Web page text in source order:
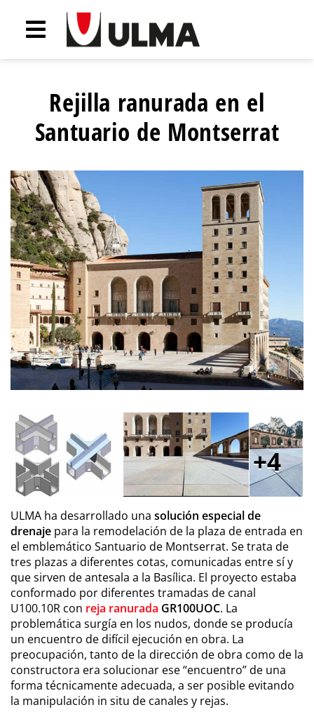
Rejilla ranurada en el
Santuario de Montserrat
4
ULMA ha desarrollado una solución especial de
drenaje para la remodelación de la plaza de entrada en
el emblemático Santuario de Montserrat. Se trata de
tres plazas a diferentes cotas, comunicadas entre sí y
que sirven de antesala a la Basílica. El proyecto estaba
conformado por diferentes tramadas de canal
U100.10R con reja ranurada GR100UOC. La
problemática surgía en los nudos, donde se producía
un encuentro de difícil ejecución en obra. La
preocupación, tanto de la dirección de obra como de la
constructora era solucionar ese “encuentro” de una
forma técnicamente adecuada, a ser posible evitando
la manipulación in situ de canales y rejas.